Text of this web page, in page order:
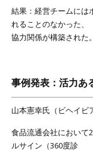
結果：経営チームには
れることのなかった、
協力関係が構築された。
事例発表：活力あ
山本憲幸氏（ビヘイビ
食品流通会社において
ルサイン（360度診